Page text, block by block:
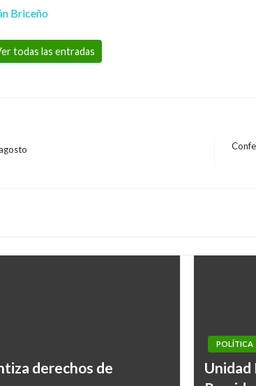
Briceño
todas las entradas
derechos de
POLÍTICA
Unidad
Martha